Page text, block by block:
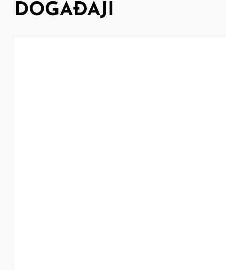
DOGAĐAJI